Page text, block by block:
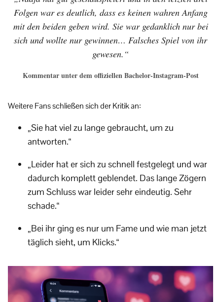
Folgen war es deutlich, dass es keinen wahren Anfang
mit den beiden geben wird. Sie war gedanklich nur bei
sich und wollte nur gewinnen… Falsches Spiel von ihr
gewesen.“
Kommentar unter dem offiziellen Bachelor-Instagram-Post
Weitere Fans schließen sich der Kritik an:
„Sie hat viel zu lange gebraucht, um zu
antworten.“
„Leider hat er sich zu schnell festgelegt und war
dadurch komplett geblendet. Das lange Zögern
zum Schluss war leider sehr eindeutig. Sehr
schade.“
„Bei ihr ging es nur um Fame und wie man jetzt
täglich sieht, um Klicks.“